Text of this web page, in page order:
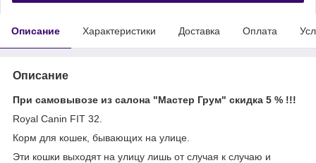
Описание Характеристики Доставка Оплата
Описание
При самовывозе из салона "Мастер Грум" скидка 5 % !!!
Royal Canin FIT 32.
Корм для кошек, бывающих на улице.
Эти кошки выходят на улицу лишь от случая к случаю и